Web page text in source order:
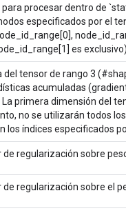
para procesar dentro de
especificados por el
es
del tensor de rango 3
acumuladas
primera dimensión del
no se utilizarán todos
los índices especificados
de regularización sobre
de regularización sobre el